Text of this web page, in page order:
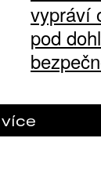
vypráví
pod
více